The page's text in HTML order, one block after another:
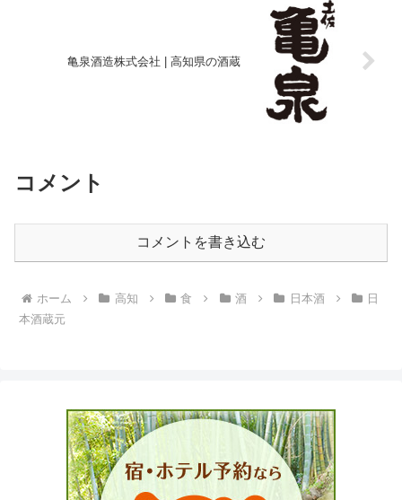
亀泉酒造株式会社 | 高知県の酒蔵
コメント
コメントを書き込む
ホーム 高知 食 酒 日本酒
日
本酒蔵元